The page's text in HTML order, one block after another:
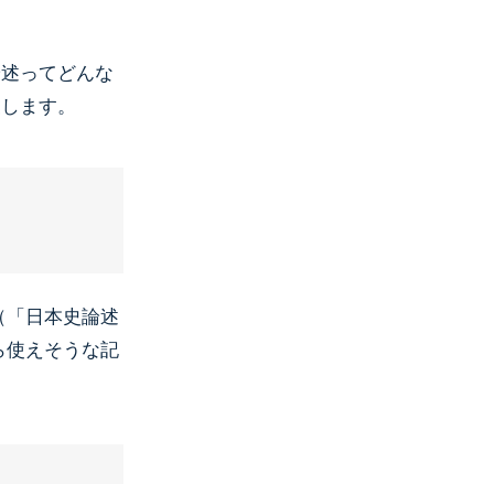
ってどんな
ます。
日本史論述
えそうな記